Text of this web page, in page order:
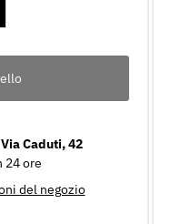
Via Caduti, 42
24 ore
del negozio